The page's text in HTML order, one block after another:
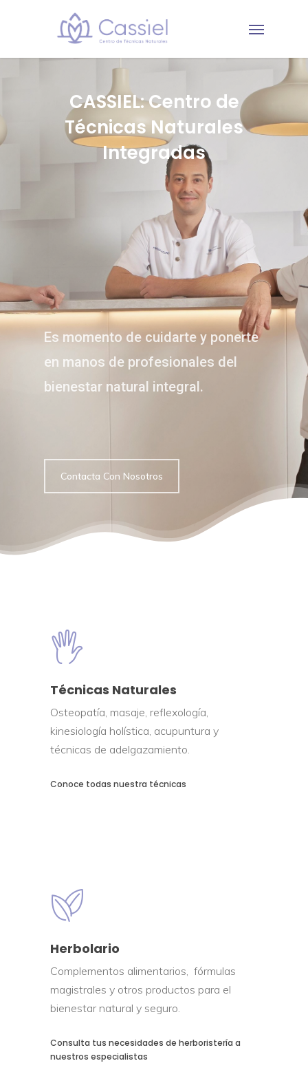
CASSIEL: Centro de
Técnicas Naturales
Integradas
Es momento de cuidarte y ponerte
en manos de profesionales del
bienestar natural integral.
Contacta Con Nosotros
Técnicas Naturales
Osteopatía, masaje, reflexología,
kinesiología holística, acupuntura y
técnicas de adelgazamiento.
Conoce todas nuestra técnicas
Herbolario
Complementos alimentarios, fórmulas
magistrales y otros productos para el
bienestar natural y seguro.
Consulta tus necesidades de herboristería a
nuestros especialistas